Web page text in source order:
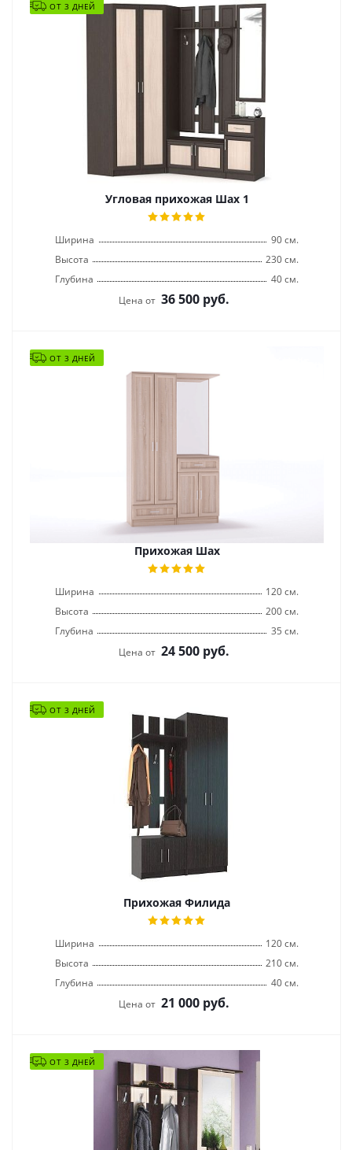
ОТ 3 ДНЕЙ
Угловая прихожая Шах 1
Ширина
90 см.
Высота
230 см.
Глубина
40 см.
Цена от 36 500 руб.
ОТ 3 ДНЕЙ
Прихожая Шах
Ширина
120 см.
Высота
200 см.
Глубина
35 см.
Цена от 24 500 руб.
ОТ 3 ДНЕЙ
Прихожая Филида
Ширина
120 см.
Высота
210 см.
Глубина
40 см.
Цена от 21 000 руб.
ОТ 3 ДНЕЙ